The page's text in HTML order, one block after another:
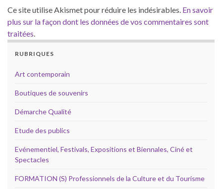
Ce site utilise Akismet pour réduire les indésirables. En savoir
plus sur la façon dont les données de vos commentaires sont
traitées.
RUBRIQUES
Art contemporain
Boutiques de souvenirs
Démarche Qualité
Etude des publics
Evénementiel, Festivals, Expositions et Biennales, Ciné et
Spectacles
FORMATION (S) Professionnels de la Culture et du Tourisme